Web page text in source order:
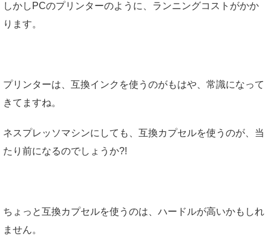
しかしPCのプリンターのように、ランニングコストがかか
ります。
プリンターは、互換インクを使うのがもはや、常識になって
きてますね。
ネスプレッソマシンにしても、互換カプセルを使うのが、当
たり前になるのでしょうか?!
ちょっと互換カプセルを使うのは、ハードルが高いかもしれ
ません。